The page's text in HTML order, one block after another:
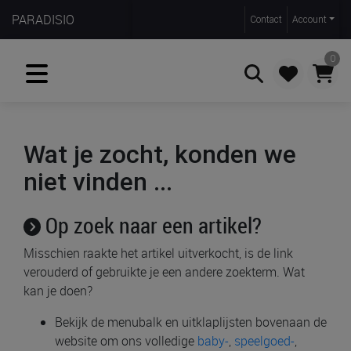
PARADISIO Contact Account
0
Wat je zocht, konden we
niet vinden ...
Op zoek naar een artikel?
Misschien raakte het artikel uitverkocht, is de link
verouderd of gebruikte je een andere zoekterm. Wat
kan je doen?
Bekijk de menubalk en uitklaplijsten bovenaan de
website om ons volledige baby-, speelgoed-,